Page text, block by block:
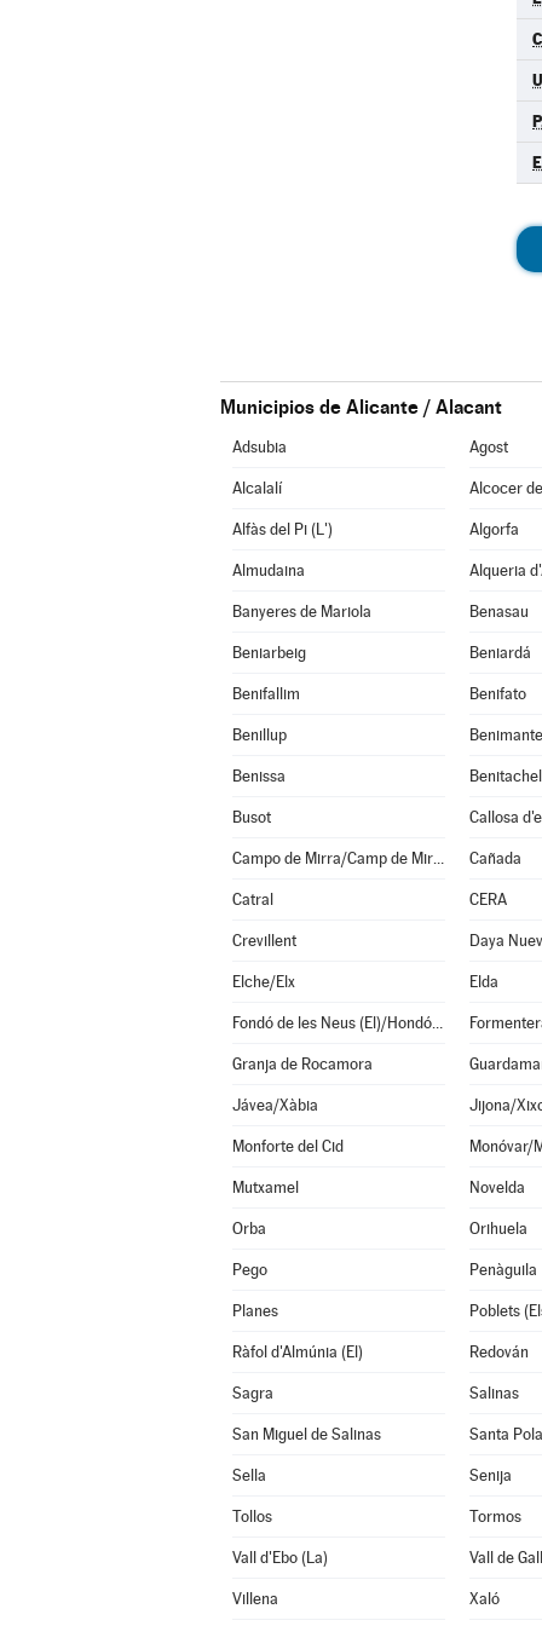
Municipios de Alicante / Alacant
Adsubia Agost
Alcalalí Alcocer
Alfàs del Pi (L') Algorfa
Almudaina Alqueria
Banyeres de Mariola Benasau
Beniarbeig Beniardá
Benifallim Benifato
Benillup Benimantell
Benissa
Busot Callosa
Campo de Mirra/Camp de Mirra (El) Cañada
Catral CERA
Crevillent Daya
Elche/Elx Elda
Fondó de les Neus (El)/Hondón de las Nieves
Granja de Rocamora
Jávea/Xàbia Jijona/
Monforte del Cid Monóvar/
Mutxamel Novelda
Orba Orihuela
Pego Penàguila
Planes Poblets
Ràfol d'Almúnia (El) Redován
Sagra Salinas
San Miguel de Salinas Santa Pola
Sella Senija
Tollos Tormos
Vall d'Ebo (La) Vall de
Villena Xaló